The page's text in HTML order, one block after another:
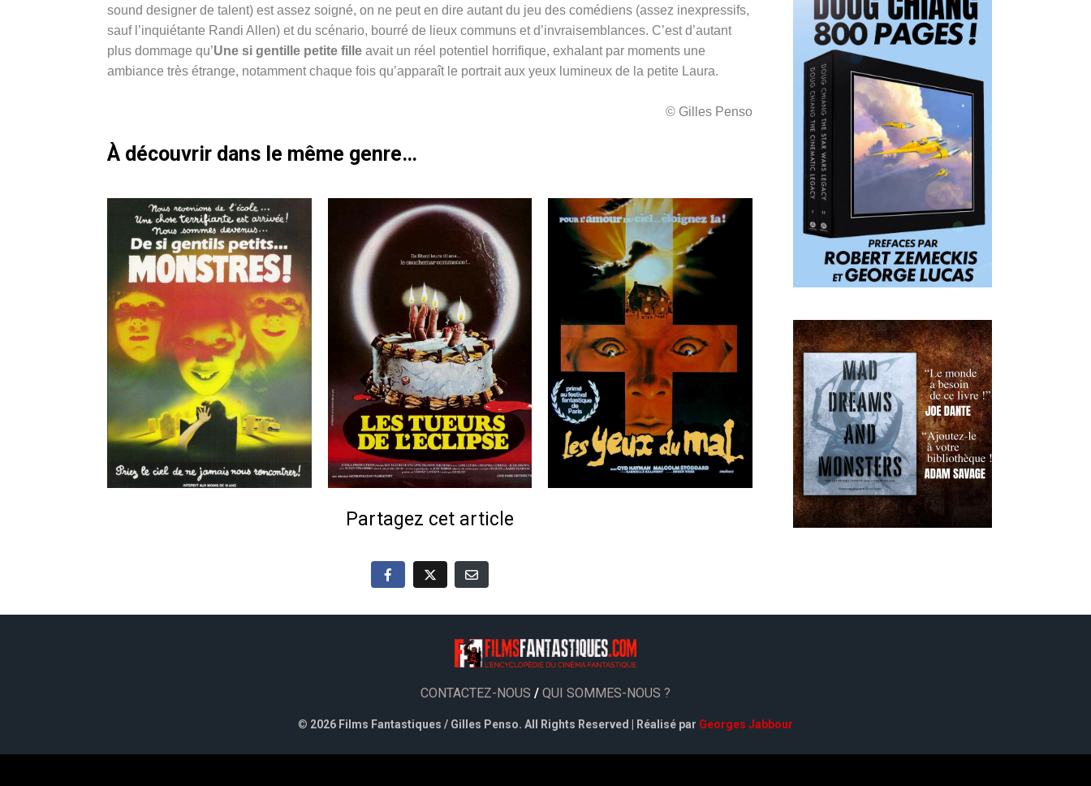
sound designer de talent) est assez soigné, on ne peut en dire autant du jeu des comédiens (assez inexpressifs,
sauf l’inquiétante Randi Allen) et du scénario, bourré de lieux communs et d’invraisemblances. C’est d’autant
plus dommage qu’Une si gentille petite fille avait un réel potentiel horrifique, exhalant par moments une
ambiance très étrange, notamment chaque fois qu’apparaît le portrait aux yeux lumineux de la petite Laura.
© Gilles Penso
À découvrir dans le même genre…
Partagez cet article
CONTACTEZ-NOUS / QUI SOMMES-NOUS ?
© 2026 Films Fantastiques / Gilles Penso. All Rights Reserved | Réalisé par Georges Jabbour